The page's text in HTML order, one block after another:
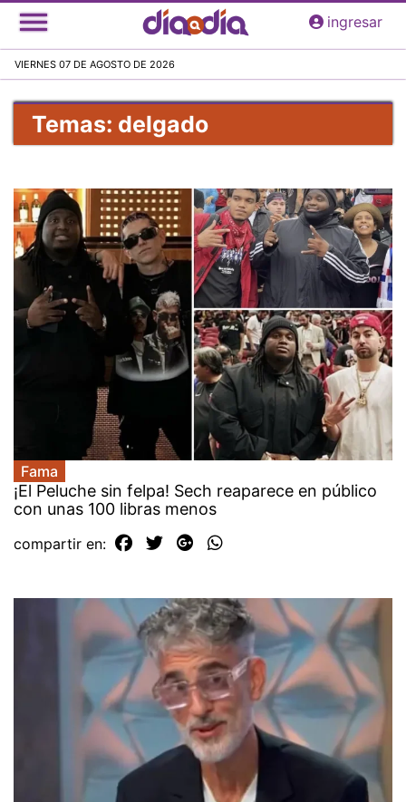
Pasar
al
principal
ingresar
VIERNES 07 DE AGOSTO DE 2026
Temas: delgado
Fama
¡El Peluche sin felpa! Sech reaparece en público
con unas 100 libras menos
compartir en: